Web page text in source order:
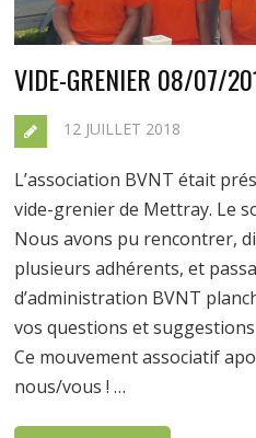
VIDE-GRENIER 08/07/
12 JUILLET 2018
L’association BVNT était
vide-grenier de Mettray. Le
Nous avons pu rencontrer,
plusieurs adhérents, et
d’administration BVNT
vos questions et
Ce mouvement associatif
nous/vous ! …